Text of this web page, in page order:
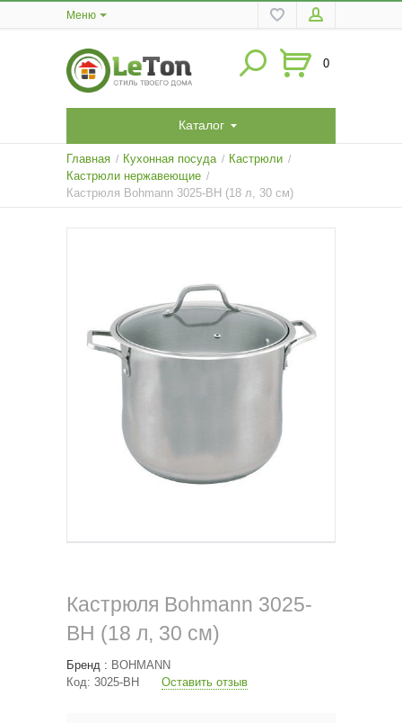
Меню
0
Каталог
Главная / Кухонная посуда / Кастрюли /
Кастрюли нержавеющие /
Кастрюля Bohmann 3025-BH (18 л, 30 см)
Кастрюля Bohmann 3025-
BH (18 л, 30 см)
Бренд : BOHMANN
Код: 3025-BH Оставить отзыв